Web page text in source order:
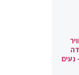
נעים